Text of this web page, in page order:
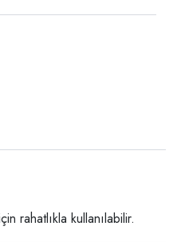
rahatlıkla kullanılabilir.